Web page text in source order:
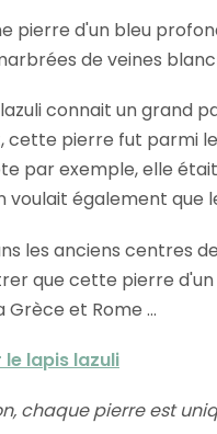
pierre d'un bleu
de veines
connait un grand
cette pierre fut parmi
par exemple, elle
voulait également que
les anciens centres
que cette pierre d'un
Grèce et Rome ...
le lapis lazuli
chaque pierre est